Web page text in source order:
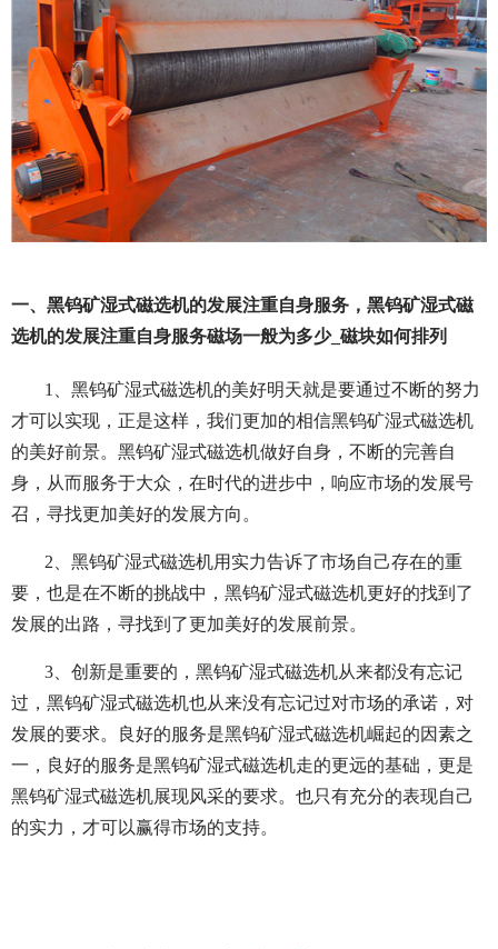
一、黑钨矿湿式磁选机的发展注重自身服务，黑钨矿湿式磁
选机的发展注重自身服务磁场一般为多少_磁块如何排列
1、黑钨矿湿式磁选机的美好明天就是要通过不断的努力
才可以实现，正是这样，我们更加的相信黑钨矿湿式磁选机
的美好前景。黑钨矿湿式磁选机做好自身，不断的完善自
身，从而服务于大众，在时代的进步中，响应市场的发展号
召，寻找更加美好的发展方向。
2、黑钨矿湿式磁选机用实力告诉了市场自己存在的重
要，也是在不断的挑战中，黑钨矿湿式磁选机更好的找到了
发展的出路，寻找到了更加美好的发展前景。
3、创新是重要的，黑钨矿湿式磁选机从来都没有忘记
过，黑钨矿湿式磁选机也从来没有忘记过对市场的承诺，对
发展的要求。良好的服务是黑钨矿湿式磁选机崛起的因素之
一，良好的服务是黑钨矿湿式磁选机走的更远的基础，更是
黑钨矿湿式磁选机展现风采的要求。也只有充分的表现自己
的实力，才可以赢得市场的支持。